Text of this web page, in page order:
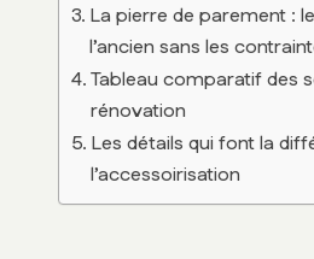
La pierre de parement :
l’ancien sans les
Tableau comparatif des
rénovation
Les détails qui font la
l’accessoirisation